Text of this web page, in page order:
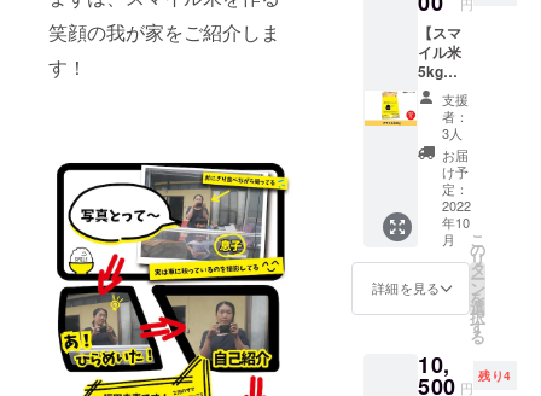
笑顔の我が家をご紹介しま
す！
をス
テッ
カーと
ともに
お送り
させて
いただ
きま
す。 な
お、支
援時に
上乗せ
支援が
可能で
す。 応
せ、大
歓迎で
【スマ
イル米
5kg
（コシ
ヒカ
リ）】
食べ比
べにも
ピッタ
リな、5
㎏をお
け！！
5kgっ
て…家
族4人な
日分。
普段の
支援
者：
3人
お届
け予
定：
2022
年10
月
詳細を見る
こ
の
リ
タ
ー
ン
を
選
択
す
る
10,
500 円
残り4